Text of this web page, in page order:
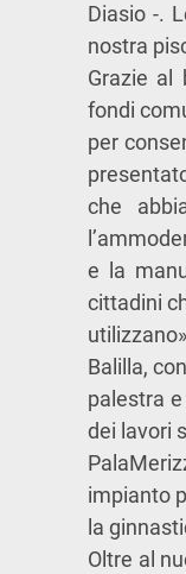
Diasio -.
nostra
Grazie al
fondi
per
che
e la
cittadini
Balilla,
palestra
dei lavori
impianto
la
Oltre al